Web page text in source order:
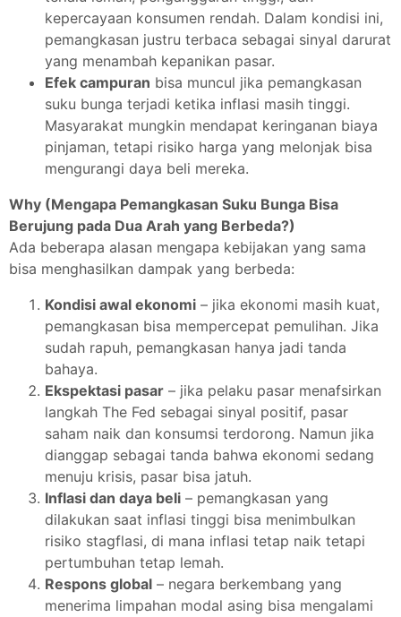
kepercayaan konsumen rendah. Dalam kondisi ini,
pemangkasan justru terbaca sebagai sinyal darurat
yang menambah kepanikan pasar.
Efek campuran bisa muncul jika pemangkasan
suku bunga terjadi ketika inflasi masih tinggi.
Masyarakat mungkin mendapat keringanan biaya
pinjaman, tetapi risiko harga yang melonjak bisa
mengurangi daya beli mereka.
Why (Mengapa Pemangkasan Suku Bunga Bisa
Berujung pada Dua Arah yang Berbeda?)
Ada beberapa alasan mengapa kebijakan yang sama
bisa menghasilkan dampak yang berbeda:
Kondisi awal ekonomi – jika ekonomi masih kuat,
pemangkasan bisa mempercepat pemulihan. Jika
sudah rapuh, pemangkasan hanya jadi tanda
bahaya.
Ekspektasi pasar – jika pelaku pasar menafsirkan
langkah The Fed sebagai sinyal positif, pasar
saham naik dan konsumsi terdorong. Namun jika
dianggap sebagai tanda bahwa ekonomi sedang
menuju krisis, pasar bisa jatuh.
Inflasi dan daya beli – pemangkasan yang
dilakukan saat inflasi tinggi bisa menimbulkan
risiko stagflasi, di mana inflasi tetap naik tetapi
pertumbuhan tetap lemah.
Respons global – negara berkembang yang
menerima limpahan modal asing bisa mengalami